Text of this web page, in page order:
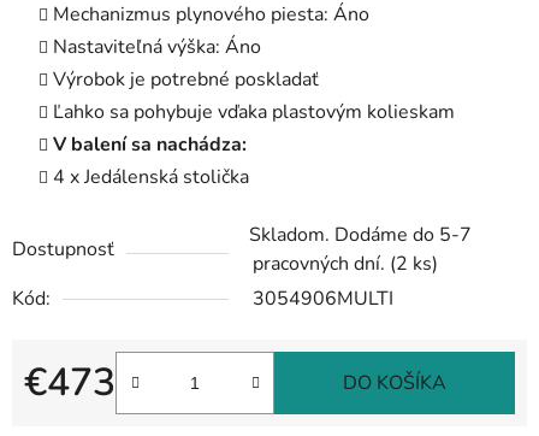
Mechanizmus plynového piesta: Áno
Nastaviteľná výška: Áno
Výrobok je potrebné poskladať
Ľahko sa pohybuje vďaka plastovým kolieskam
V balení sa nachádza:
4 x Jedálenská stolička
Dostupnosť
Skladom. Dodáme do 5-7
pracovných dní. (2 ks)
Kód:
3054906MULTI
€473
Jednotková cena:
DO KOŠÍKA